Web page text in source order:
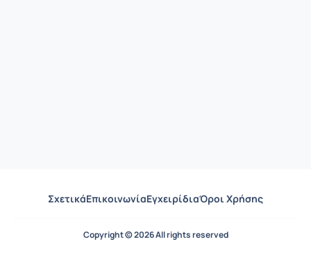
ΣχετικάΕπικοινωνίαΕγχειρίδιαΌροι Χρήσης
Copyright © 2026 All rights reserved